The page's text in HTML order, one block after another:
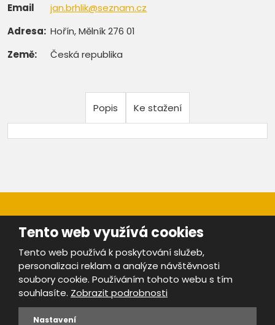
Email
jan.brhlik@seznam.cz
Adresa: Hořín, Mělník 276 01
Země:
Česká republika
Popis Ke stažení
Provozovatel portálu ŠROTY.cz je
Mapa stránek |Bezpečnost a ochrana osobních údajů
Podmínky použití
Tento web využívá cookies
Tento web používá k poskytování služeb,
personalizaci reklam a analýze návštěvnosti
soubory cookie. Používáním tohoto webu s tím
souhlasíte. Zobrazit podrobnosti
Nastavení